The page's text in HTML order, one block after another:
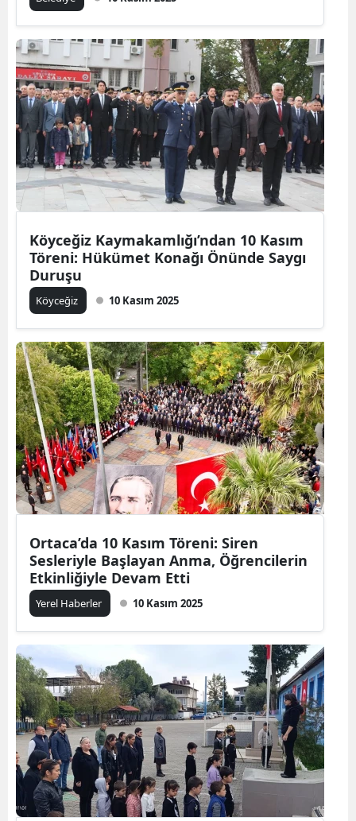
Köyceğiz Kaymakamlığı’ndan 10 Kasım
Töreni: Hükümet Konağı Önünde Saygı
Duruşu
Köyceğiz 10 Kasım 2025
Ortaca’da 10 Kasım Töreni: Siren
Sesleriyle Başlayan Anma, Öğrencilerin
Etkinliğiyle Devam Etti
Yerel Haberler 10 Kasım 2025